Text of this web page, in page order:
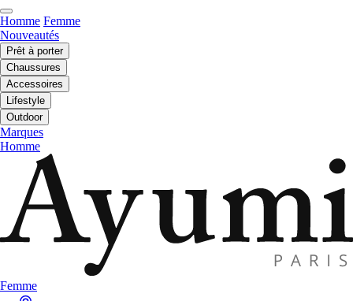
Homme Femme
Nouveautés
Prêt à porter
Chaussures
Accessoires
Lifestyle
Outdoor
Marques
Homme
Femme